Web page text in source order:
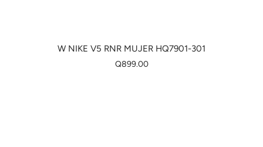
W NIKE V5 RNR MUJER HQ7901-301
Q899.00